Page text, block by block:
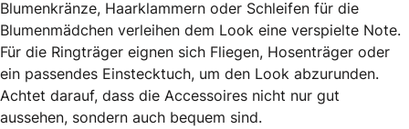
Blumenkränze, Haarklammern oder Schleifen für die
Blumenmädchen verleihen dem Look eine verspielte Note.
Für die Ringträger eignen sich Fliegen, Hosenträger oder
ein passendes Einstecktuch, um den Look abzurunden.
Achtet darauf, dass die Accessoires nicht nur gut
aussehen, sondern auch bequem sind.